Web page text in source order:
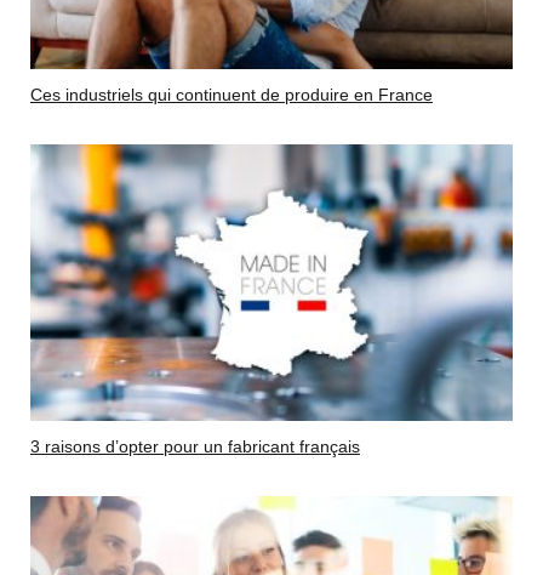
Ces industriels qui continuent de produire en France
3 raisons d’opter pour un fabricant français